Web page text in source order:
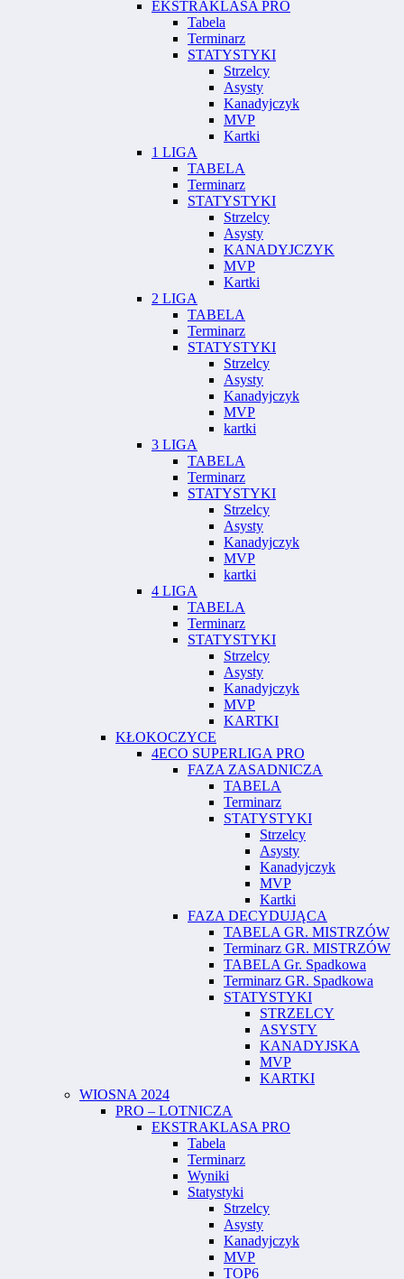
EKSTRAKLASA PRO
Tabela
Terminarz
STATYSTYKI
Strzelcy
Asysty
Kanadyjczyk
MVP
Kartki
1 LIGA
TABELA
Terminarz
STATYSTYKI
Strzelcy
Asysty
KANADYJCZYK
MVP
Kartki
2 LIGA
TABELA
Terminarz
STATYSTYKI
Strzelcy
Asysty
Kanadyjczyk
MVP
kartki
3 LIGA
TABELA
Terminarz
STATYSTYKI
Strzelcy
Asysty
Kanadyjczyk
MVP
kartki
4 LIGA
TABELA
Terminarz
STATYSTYKI
Strzelcy
Asysty
Kanadyjczyk
MVP
KARTKI
KŁOKOCZYCE
4ECO SUPERLIGA PRO
FAZA ZASADNICZA
TABELA
Terminarz
STATYSTYKI
Strzelcy
Asysty
Kanadyjczyk
MVP
Kartki
FAZA DECYDUJĄCA
TABELA GR. MISTRZÓW
Terminarz GR. MISTRZÓW
TABELA Gr. Spadkowa
Terminarz GR. Spadkowa
STATYSTYKI
STRZELCY
ASYSTY
KANADYJSKA
MVP
KARTKI
WIOSNA 2024
PRO – LOTNICZA
EKSTRAKLASA PRO
Tabela
Terminarz
Wyniki
Statystyki
Strzelcy
Asysty
Kanadyjczyk
MVP
TOP6